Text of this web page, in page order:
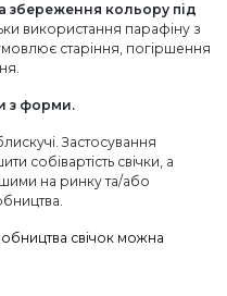
збереження кольору під
використання парафіну з
старіння, погіршення
з форми.
Застосування
собівартість свічки, а
на ринку та/або
свічок можна